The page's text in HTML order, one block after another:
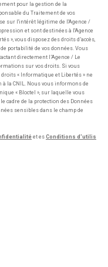
pour la gestion de la
du Traitement de vos
sur l'intérêt légitime de l'Agence /
et sont destinées à l'Agence
», vous disposez des droits d’accès,
portabilité de vos données. Vous
directement l’Agence / Le
sur vos droits. Si vous
droits « Informatique et Libertés » ne
la CNIL. Nous vous informons de
« Bloctel », sur laquelle vous
le cadre de la protection des Données
sensibles dans le champ de
et es Conditions d'utilis